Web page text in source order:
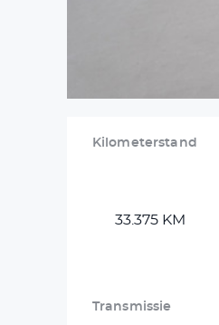
Kilometerstand
33.375 KM
Transmissie